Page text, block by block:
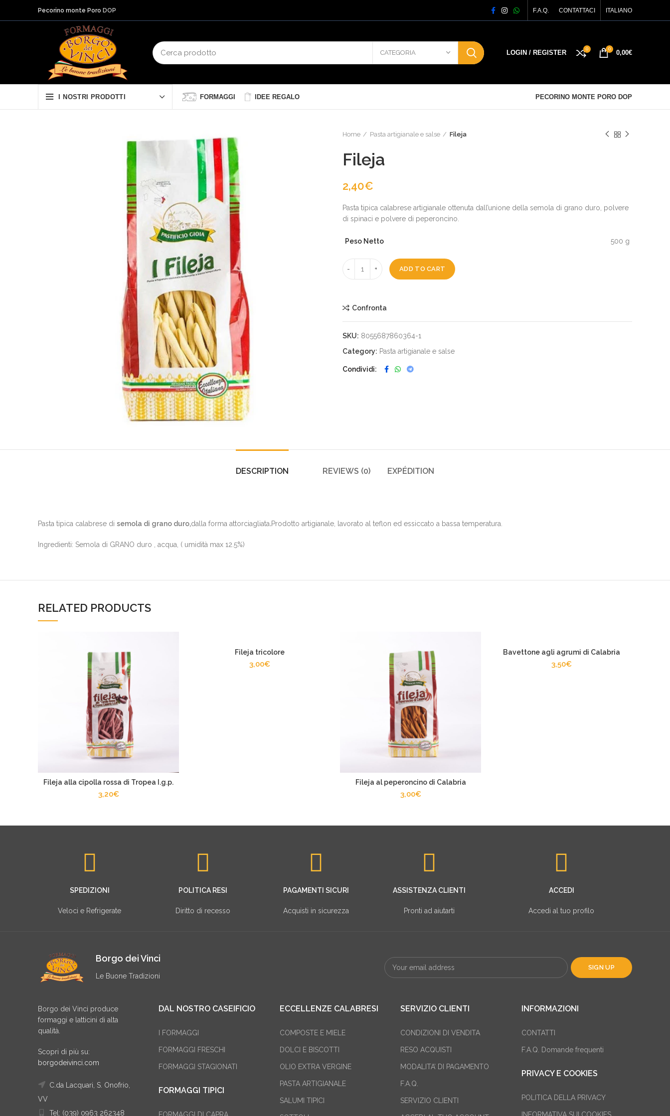
Pecorino monte Poro DOP F.A.Q. CONTATTACI ITALIANO
CATEGORIA LOGIN / REGISTER
0 0
0,00€
I NOSTRI PRODOTTI FORMAGGI IDEE REGALO PECORINO MONTE PORO DOP
Home Pasta artigianale e salse Fileja
Fileja
2,40€
Pasta tipica calabrese artigianale ottenuta dall’unione della semola di grano duro, polvere
di spinaci e polvere di peperoncino.
Peso Netto 500 g
ADD TO CART
Confronta
SKU: 8055687860364-1
Category: Pasta artigianale e salse
Condividi
DESCRIPTION REVIEWS (0) EXPÉDITION
Pasta tipica calabrese di semola di grano duro,dalla forma attorciagliata.Prodotto artigianale, lavorato al teflon ed essiccato a bassa temperatura.
Ingredienti: Semola di GRANO duro , acqua, ( umidità max 12.5%)
RELATED PRODUCTS
Fileja alla cipolla rossa di Tropea I.g.p.
3,20€
Fileja tricolore
3,00€
Fileja al peperoncino di Calabria
3,00€
Bavettone agli agrumi di Calabria
3,50€
SPEDIZIONI
Veloci e Refrigerate
POLITICA RESI
Diritto di recesso
PAGAMENTI SICURI
Acquisti in sicurezza
ASSISTENZA CLIENTI
Pronti ad aiutarti
ACCEDI
Accedi al tuo profilo
Borgo dei Vinci
Le Buone Tradizioni
Borgo dei Vinci produce
formaggi e latticini di alta
qualità.
Scopri di più su:
borgodeivinci.com
C.da Lacquari, S. Onofrio,
VV
Tel: (039) 0963 262348
DAL NOSTRO CASEIFICIO
I FORMAGGI
FORMAGGI FRESCHI
FORMAGGI STAGIONATI
FORMAGGI TIPICI
ECCELLENZE CALABRESI
COMPOSTE E MIELE
DOLCI E BISCOTTI
OLIO EXTRA VERGINE
PASTA ARTIGIANALE
SALUMI TIPICI
SERVIZIO CLIENTI
CONDIZIONI DI VENDITA
RESO ACQUISTI
MODALITA’ DI PAGAMENTO
F.A.Q.
SERVIZIO CLIENTI
INFORMAZIONI
CONTATTI
F.A.Q. Domande frequenti
PRIVACY E COOKIES
POLITICA DELLA PRIVACY